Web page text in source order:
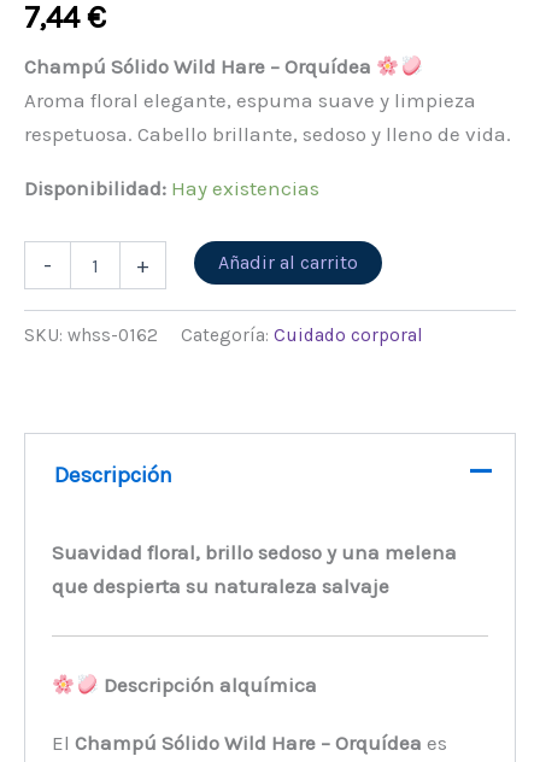
7,44€
Champú Sólido Wild Hare – Orquídea
Aroma floral elegante, espuma suave y limpieza
respetuosa. Cabello brillante, sedoso y lleno de vida.
Disponibilidad: Hay existencias
- + Añadir al carrito
SKU: whss-0162 Categoría: Cuidado corporal
Descripción
Suavidad floral, brillo sedoso y una melena
que despierta su naturaleza salvaje
Descripción alquímica
ElChampú Sólido Wild Hare – Orquídea es